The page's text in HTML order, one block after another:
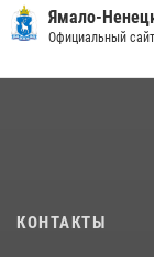
«Каникулы с
Ямало-
Официальный
КОНТАКТЫ